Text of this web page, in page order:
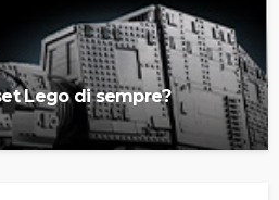
Lego di sempre?